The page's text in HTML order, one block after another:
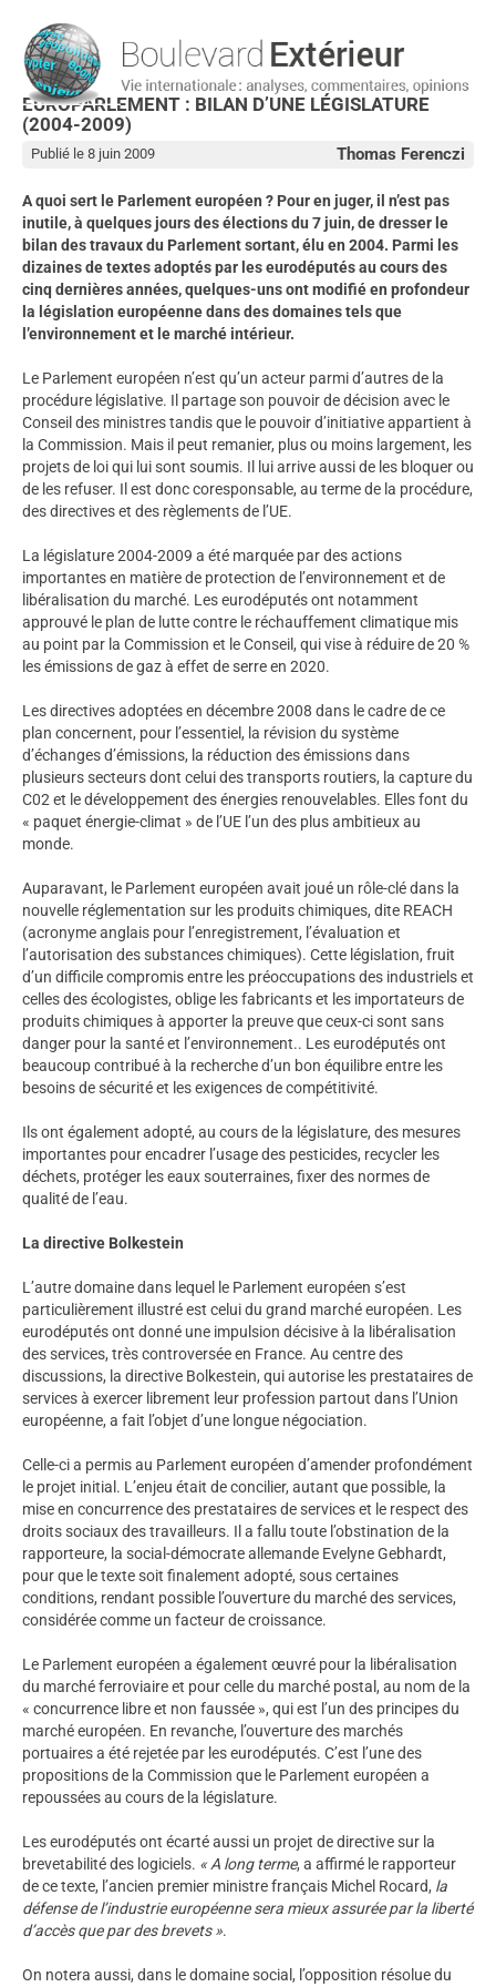
EUROPARLEMENT : BILAN D’UNE LÉGISLATURE
(2004-2009)
Thomas Ferenczi
Publié le 8 juin 2009
A quoi sert le Parlement européen ? Pour en juger, il n’est pas
inutile, à quelques jours des élections du 7 juin, de dresser le
bilan des travaux du Parlement sortant, élu en 2004. Parmi les
dizaines de textes adoptés par les eurodéputés au cours des
cinq dernières années, quelques-uns ont modifié en profondeur
la législation européenne dans des domaines tels que
l’environnement et le marché intérieur.
Le Parlement européen n’est qu’un acteur parmi d’autres de la
procédure législative. Il partage son pouvoir de décision avec le
Conseil des ministres tandis que le pouvoir d’initiative appartient à
la Commission. Mais il peut remanier, plus ou moins largement, les
projets de loi qui lui sont soumis. Il lui arrive aussi de les bloquer ou
de les refuser. Il est donc coresponsable, au terme de la procédure,
des directives et des règlements de l’UE.
La législature 2004-2009 a été marquée par des actions
importantes en matière de protection de l’environnement et de
libéralisation du marché. Les eurodéputés ont notamment
approuvé le plan de lutte contre le réchauffement climatique mis
au point par la Commission et le Conseil, qui vise à réduire de 20 %
les émissions de gaz à effet de serre en 2020.
Les directives adoptées en décembre 2008 dans le cadre de ce
plan concernent, pour l’essentiel, la révision du système
d’échanges d’émissions, la réduction des émissions dans
plusieurs secteurs dont celui des transports routiers, la capture du
C02 et le développement des énergies renouvelables. Elles font du
« paquet énergie-climat » de l’UE l’un des plus ambitieux au
monde.
Auparavant, le Parlement européen avait joué un rôle-clé dans la
nouvelle réglementation sur les produits chimiques, dite REACH
(acronyme anglais pour l’enregistrement, l’évaluation et
l’autorisation des substances chimiques). Cette législation, fruit
d’un difficile compromis entre les préoccupations des industriels et
celles des écologistes, oblige les fabricants et les importateurs de
produits chimiques à apporter la preuve que ceux-ci sont sans
danger pour la santé et l’environnement.. Les eurodéputés ont
beaucoup contribué à la recherche d’un bon équilibre entre les
besoins de sécurité et les exigences de compétitivité.
Ils ont également adopté, au cours de la législature, des mesures
importantes pour encadrer l’usage des pesticides, recycler les
déchets, protéger les eaux souterraines, fixer des normes de
qualité de l’eau.
La directive Bolkestein
L’autre domaine dans lequel le Parlement européen s’est
particulièrement illustré est celui du grand marché européen. Les
eurodéputés ont donné une impulsion décisive à la libéralisation
des services, très controversée en France. Au centre des
discussions, la directive Bolkestein, qui autorise les prestataires de
services à exercer librement leur profession partout dans l’Union
européenne, a fait l’objet d’une longue négociation.
Celle-ci a permis au Parlement européen d’amender profondément
le projet initial. L’enjeu était de concilier, autant que possible, la
mise en concurrence des prestataires de services et le respect des
droits sociaux des travailleurs. Il a fallu toute l’obstination de la
rapporteure, la social-démocrate allemande Evelyne Gebhardt,
pour que le texte soit finalement adopté, sous certaines
conditions, rendant possible l’ouverture du marché des services,
considérée comme un facteur de croissance.
Le Parlement européen a également œuvré pour la libéralisation
du marché ferroviaire et pour celle du marché postal, au nom de la
« concurrence libre et non faussée », qui est l’un des principes du
marché européen. En revanche, l’ouverture des marchés
portuaires a été rejetée par les eurodéputés. C’est l’une des
propositions de la Commission que le Parlement européen a
repoussées au cours de la législature.
Les eurodéputés ont écarté aussi un projet de directive sur la
brevetabilité des logiciels. « A long terme, a affirmé le rapporteur
de ce texte, l’ancien premier ministre français Michel Rocard, la
défense de l’industrie européenne sera mieux assurée par la liberté
d’accès que par des brevets ».
On notera aussi, dans le domaine social, l’opposition résolue du